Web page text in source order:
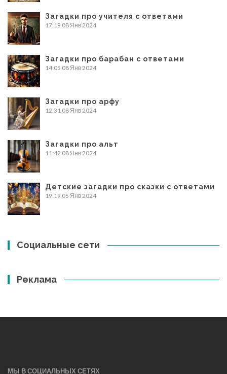
Загадки про учителя с ответами
17:19 08 Янв 2024
Загадки про барабан с ответами
14:05 08 Янв 2024
Загадки про арфу
12:31 08 Янв 2024
Загадки про альт
11:42 08 Янв 2024
Детские загадки про сказки с ответами
19:19 05 Янв 2024
Социальные сети
Реклама
МЫ В СОЦИАЛЬНЫХ СЕТЯХ